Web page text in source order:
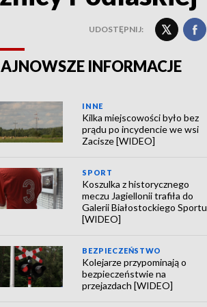
UDOSTĘPNIJ:
INFORMACJE
INNE
Kilka miejscowości było bez
prądu po incydencie we wsi
Zacisze [WIDEO]
SPORT
Koszulka z historycznego
meczu Jagiellonii trafiła do
Galerii Białostockiego Sportu
[WIDEO]
BEZPIECZEŃSTWO
Kolejarze przypominają o
bezpieczeństwie na
przejazdach [WIDEO]